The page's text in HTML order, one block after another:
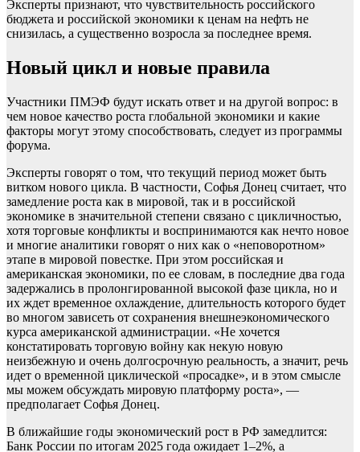
Эксперты признают, что чувствительность российского
бюджета и российской экономики к ценам на нефть не
снизилась, а существенно возросла за последнее время.
Новый цикл и новые правила
Участники ПМЭФ будут искать ответ и на другой вопрос: в
чем новое качество роста глобальной экономики и какие
факторы могут этому способствовать, следует из программы
форума.
Эксперты говорят о том, что текущий период может быть
витком нового цикла. В частности, Софья Донец считает, что
замедление роста как в мировой, так и в российской
экономике в значительной степени связано с цикличностью,
хотя торговые конфликты и воспринимаются как нечто новое
и многие аналитики говорят о них как о «неповоротном»
этапе в мировой повестке. При этом российская и
американская экономики, по ее словам, в последние два года
задержались в пролонгированной высокой фазе цикла, но и
их ждет временное охлаждение, длительность которого будет
во многом зависеть от сохранения внешнеэкономического
курса американской администрации. «Не хочется
констатировать торговую войну как некую новую
неизбежную и очень долгосрочную реальность, а значит, речь
идет о временной циклической «просадке», и в этом смысле
мы можем обсуждать мировую платформу роста», —
предполагает Софья Донец.
В ближайшие годы экономический рост в РФ замедлится:
Банк России по итогам 2025 года ожидает 1–2%, а